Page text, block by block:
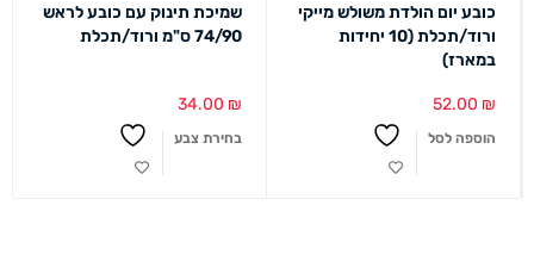
כובע יום הולדת משולש מייקי
ורוד/תכלת (10 יחידות
במארז)
52.00 ₪
הוספה לסל
שמיכת תינוק עם כובע לראש
74/90 ס"מ ורוד/תכלת
34.00 ₪
בחירת צבע